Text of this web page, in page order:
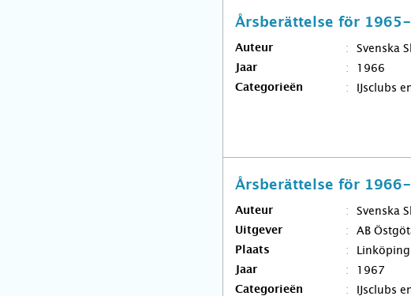
Årsberättelse för
Auteur Svenska
Jaar 1966
Categorieën IJsclubs
Årsberättelse för
Auteur Svenska
Uitgever AB
Plaats Linköping
Jaar 1967
Categorieën IJsclubs